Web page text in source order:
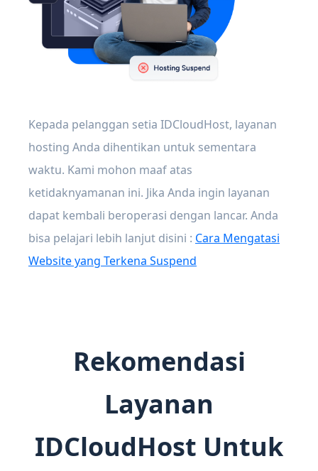
Kepada pelanggan setia IDCloudHost, layanan
hosting Anda dihentikan untuk sementara
waktu. Kami mohon maaf atas
ketidaknyamanan ini. Jika Anda ingin layanan
dapat kembali beroperasi dengan lancar. Anda
bisa pelajari lebih lanjut disini : Cara Mengatasi
Website yang Terkena Suspend
Rekomendasi
Layanan
IDCloudHost Untuk